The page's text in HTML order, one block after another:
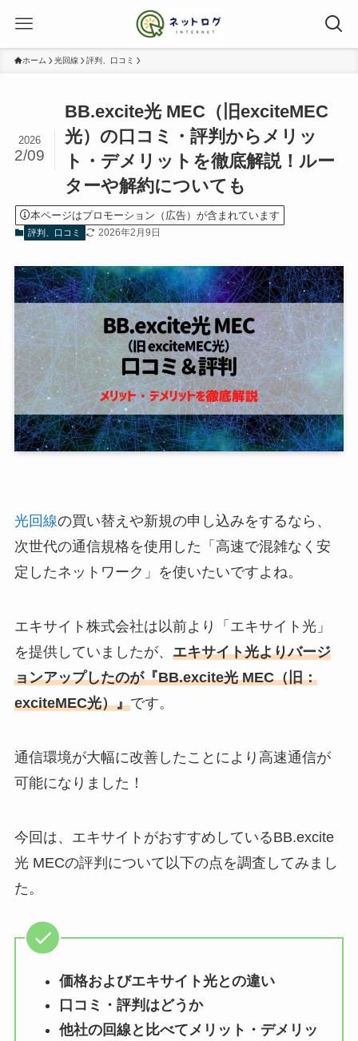
ホーム 光回線 評判、口コミ
BB.excite光 MEC（旧exciteMEC
光）の口コミ・評判からメリッ
ト・デメリットを徹底解説！ルー
ターや解約についても
2026
2/09
本ページはプロモーション（広告）が含まれています
評判、口コミ 2026年2月9日
光回線の買い替えや新規の申し込みをするなら、
次世代の通信規格を使用した「高速で混雑なく安
定したネットワーク」を使いたいですよね。
エキサイト株式会社は以前より「エキサイト光」
を提供していましたが、 エキサイト光よりバージ
ョンアップしたのが『BB.excite光 MEC（旧：
exciteMEC光）』です。
通信環境が大幅に改善したことにより高速通信が
可能になりました！
今回は、エキサイトがおすすめしているBB.excite
光 MECの評判について以下の点を調査してみまし
た。
価格およびエキサイト光との違い
口コミ・評判はどうか
他社の回線と比べてメリット・デメリッ